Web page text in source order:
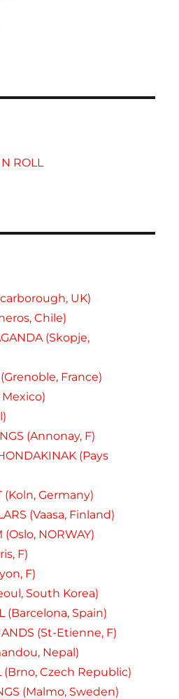
ROLL
UK)
Chile)
(Skopje,
France)
(Annonay, F)
(Pays
(Koln, Germany)
(Vaasa, Finland)
(Oslo, NORWAY)
F)
F)
South Korea)
(Barcelona, Spain)
(St-Etienne, F)
Nepal)
(Brno, Czech Republic)
(Malmo, Sweden)